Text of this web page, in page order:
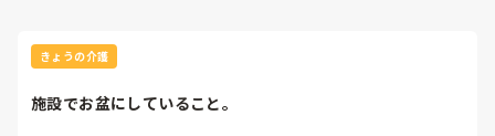
もしれません。会社にもよりますが個人の裁量で動ける部分が
大きいので、やりやすい仕事ではあると思います。
きょうの介護
施設でお盆にしていること。